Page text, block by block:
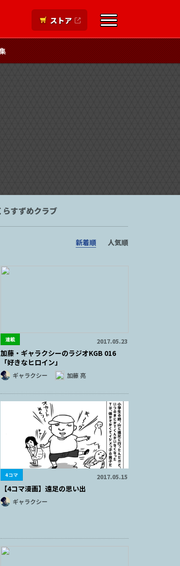
ストア
らすずめクラブ
新着順 人気順
連載 2017.05.23
加藤・ギャラクシーのラジオKGB 016
「好きなヒロイン」
ギャラクシー 加藤 亮
4コマ 2017.05.15
【4コマ漫画】遠足の思い出
ギャラクシー